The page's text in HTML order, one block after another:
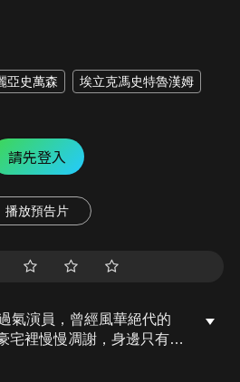
亞史萬森 埃立克馮史特魯漢姆
請先登入
播放預告片
氣演員，曾經風華絕代的
宅裡慢慢凋謝，身邊只有麥